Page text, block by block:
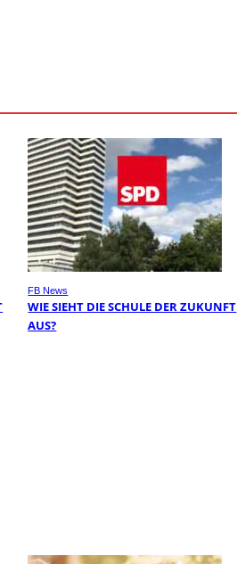
FB News
WIE SIEHT DIE SCHULE DER ZUKUNFT
AUS?